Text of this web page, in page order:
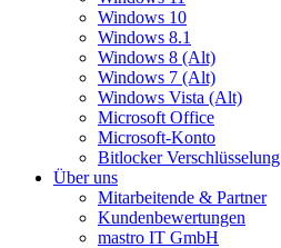
Windows 10
Windows 8.1
Windows 8 (Alt)
Windows 7 (Alt)
Windows Vista (Alt)
Microsoft Office
Microsoft-Konto
Bitlocker Verschlüsselung
Über uns
Mitarbeitende & Partner
Kundenbewertungen
mastro IT GmbH